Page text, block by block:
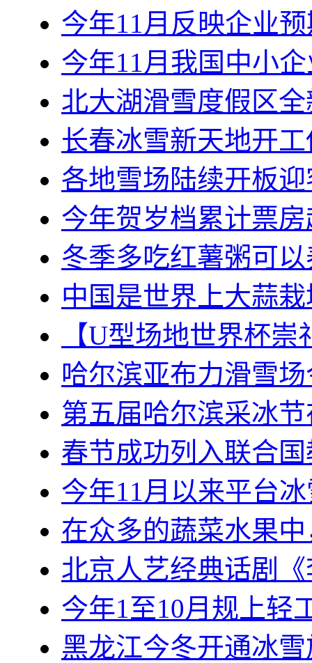
今年11月反映企业
今年11月我国中小
北大湖滑雪度假区
长春冰雪新天地开
各地雪场陆续开板
今年贺岁档累计票
冬季多吃红薯粥可
中国是世界上大蒜
【U型场地世界杯
哈尔滨亚布力滑雪
第五届哈尔滨采冰
春节成功列入联合
今年11月以来平台
在众多的蔬菜水果
北京人艺经典话剧
今年1至10月规上轻
黑龙江今冬开通冰